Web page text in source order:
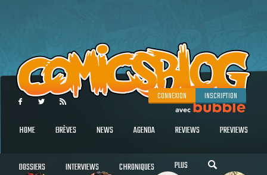
CONNEXION INSCRIPTION
HOME BRÈVES NEWS AGENDA REVIEWS PREVIEWS
DOSSIERS INTERVIEWS CHRONIQUES PLUS